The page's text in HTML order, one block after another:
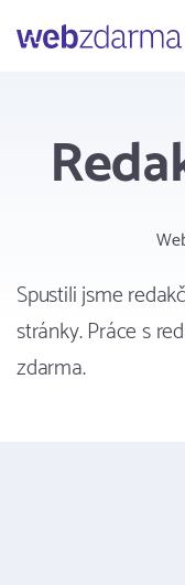
Spustili jsme
stránky. Práce s
zdarma.